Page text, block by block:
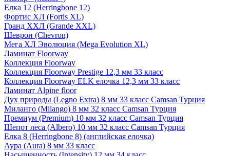
Елка 12 (Herringbone 12)
Фортис ХЛ (Fortis XL)
Гранд ХХЛ (Grande XXL)
Шеврон (Chevron)
Мега ХЛ Эволюция (Mega Evolution XL)
Ламинат Floorway
Коллекция Floorway
Коллекция Floorway Prestige 12,3 мм 33 класс
Коллекция Floorway ELK елочка 12,3 мм 33 класс
Ламинат Alpine floor
Дух природы (Legno Extra) 8 мм 33 класс Camsan Турция
Миланго (Milango) 8 мм 32 класс Camsan Турция
Премиум (Premium) 10 мм 32 класс Camsan Турция
Шепот леса (Albero) 10 мм 32 класс Camsan Турция
Елка 8 (Herringbone 8) (английская елочка)
Аура (Aura) 8 мм 33 класс